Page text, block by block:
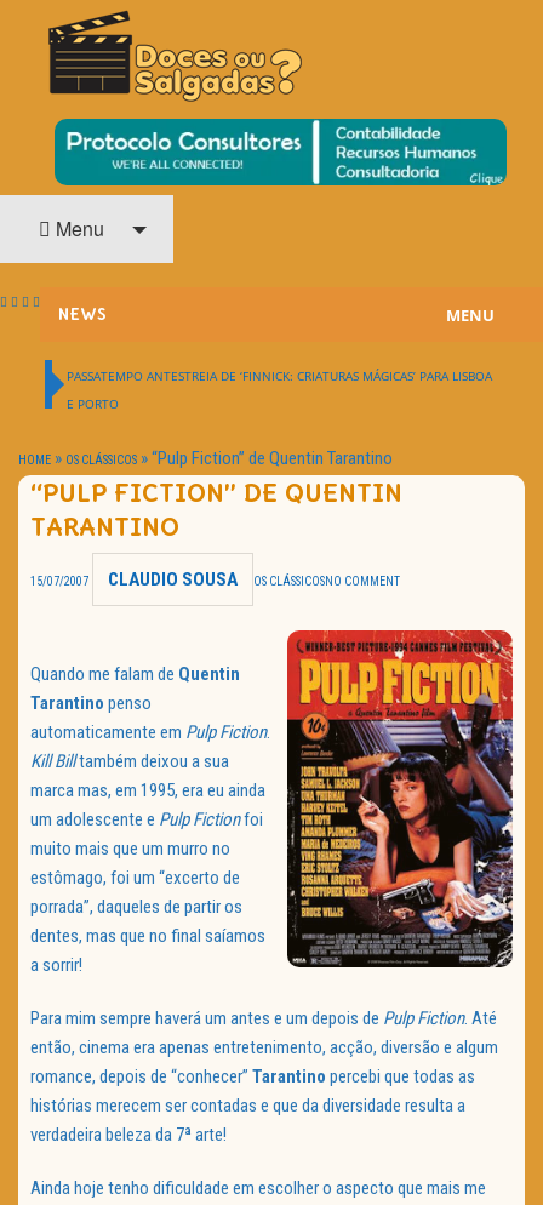
DOCES OU SALGADAS?
O Cinema? Uma Paixão!!
Menu
NEWS
HOME CINEMA
NOTA PESSOAL
TRAILER DO DIA
Política de Privacidade
MENU
PASSATEMPO ANTESTREIA DE ‘FINNICK: CRIATURAS MÁGICAS’ PARA LISBOA
E PORTO
HOME » OS CLÁSSICOS »“Pulp Fiction” de Quentin Tarantino
“PULP FICTION” DE QUENTIN
TARANTINO
15/07/2007 CLAUDIO SOUSA OS CLÁSSICOSNO COMMENT
Quando me falam de Quentin
Tarantino penso
automaticamente em Pulp Fiction.
Kill Billtambém deixou a sua
marca mas, em 1995, era eu ainda
um adolescente e Pulp Fictionfoi
muito mais que um murro no
estômago, foi um “excerto de
porrada”, daqueles de partir os
dentes, mas que no final saíamos
a sorrir!
Para mim sempre haverá um antes e um depois de Pulp Fiction. Até
então, cinema era apenas entretenimento, acção, diversão e algum
romance, depois de “conhecer” Tarantino percebi que todas as
histórias merecem ser contadas e que da diversidade resulta a
verdadeira beleza da 7ª arte!
Ainda hoje tenho dificuldade em escolher o aspecto que mais me